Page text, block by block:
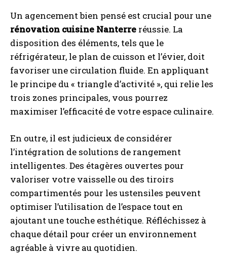
Un agencement bien pensé est crucial pour une
rénovation cuisine Nanterre réussie. La
disposition des éléments, tels que le
réfrigérateur, le plan de cuisson et l’évier, doit
favoriser une circulation fluide. En appliquant
le principe du « triangle d’activité », qui relie les
trois zones principales, vous pourrez
maximiser l’efficacité de votre espace culinaire.
En outre, il est judicieux de considérer
l’intégration de solutions de rangement
intelligentes. Des étagères ouvertes pour
valoriser votre vaisselle ou des tiroirs
compartimentés pour les ustensiles peuvent
optimiser l’utilisation de l’espace tout en
ajoutant une touche esthétique. Réfléchissez à
chaque détail pour créer un environnement
agréable à vivre au quotidien.